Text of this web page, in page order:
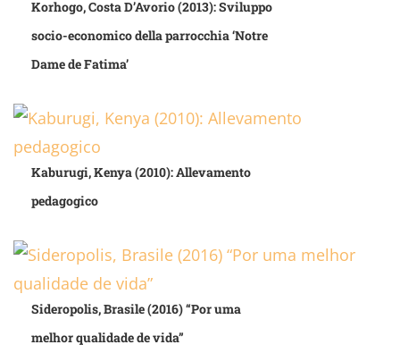
Korhogo, Costa D’Avorio (2013): Sviluppo
socio-economico della parrocchia ‘Notre
Dame de Fatima’
Kaburugi, Kenya (2010): Allevamento
pedagogico
Sideropolis, Brasile (2016) “Por uma
melhor qualidade de vida”